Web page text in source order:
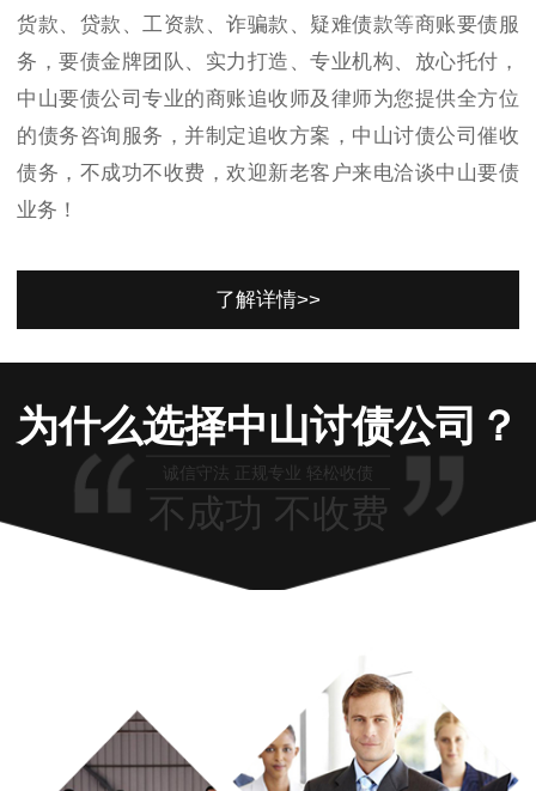
货款、贷款、工资款、诈骗款、疑难债款等商账要债服
务，要债金牌团队、实力打造、专业机构、放心托付，
中山要债公司专业的商账追收师及律师为您提供全方位
的债务咨询服务，并制定追收方案，中山讨债公司催收
债务，不成功不收费，欢迎新老客户来电洽谈中山要债
业务！
了解详情>>
为什么选择中山讨债公司？
诚信守法 正规专业 轻松收债
不成功 不收费